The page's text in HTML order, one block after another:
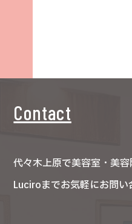
Contact
代々木上原で美容室・美
Luciroまでお気軽にお問い